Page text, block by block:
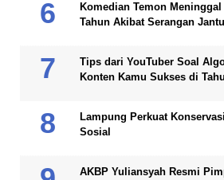
Komedian Temon
Tahun Akibat Serangan
Tips dari YouTuber Soal
Konten Kamu Sukses di
Lampung Perkuat
Sosial
AKBP Yuliansyah Resmi